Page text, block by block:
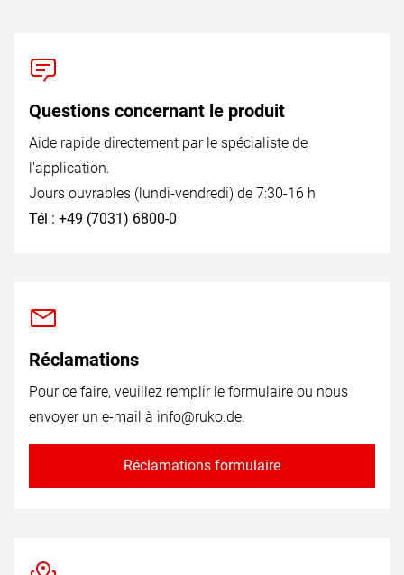
Questions concernant le produit
Aide rapide directement par le spécialiste de
l'application.
Jours ouvrables (lundi-vendredi) de 7:30-16 h
Tél : +49 (7031) 6800-0
Réclamations
Pour ce faire, veuillez remplir le formulaire ou nous
envoyer un e-mail à info@ruko.de.
Réclamations formulaire